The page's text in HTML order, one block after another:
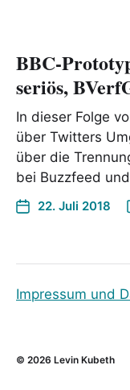
BBC-
seriös,
In dieser Folge
über Twitters
über die
bei Buzzfeed
22. Juli 2018
Impressum und
© 2026 Levin Kubeth